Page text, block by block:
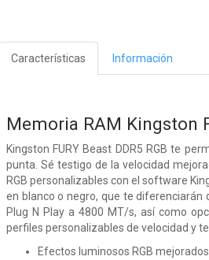
Características Información
Memoria RAM Kingston
Kingston FURY Beast DDR5 RGB te
punta. Sé testigo de la velocidad
RGB personalizables con el software
en blanco o negro, que te diferenciarán
Plug N Play a 4800 MT/s, así como
perfiles personalizables de velocidad y
Efectos luminosos RGB